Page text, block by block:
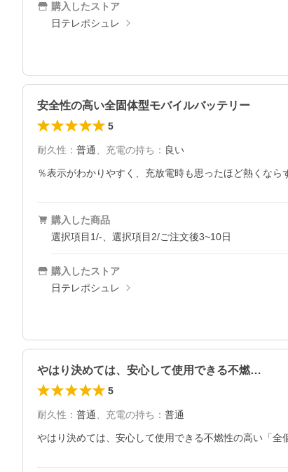
購入したストア
日テレポシュレ
安全性の高い全固体型モバイルバッテリー
5
耐久性 ： 普通 、 充電の持ち ： 良い
％表示がわかりやすく、充放電時も思ったほど熱くな
購入した商品
選択項目1/-、選択項目2/ご注文後3~10日
購入したストア
日テレポシュレ
やはり決めては、安心して使用できる不燃…
5
耐久性 ： 普通 、 充電の持ち ： 普通
やはり決めては、安心して使用できる不燃性の高い「全